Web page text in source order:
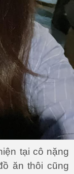
tại cô nặng
ăn thôi cũng